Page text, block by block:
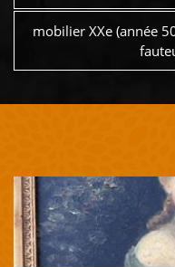
mobilier XXe (année